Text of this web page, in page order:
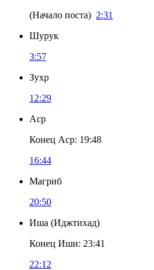
(Начало поста) 2:31
Шурук
3:57
Зухр
12:29
Аср
Конец Аср: 19:48
16:44
Магриб
20:50
Иша (Иджтихад)
Конец Иши: 23:41
22:12